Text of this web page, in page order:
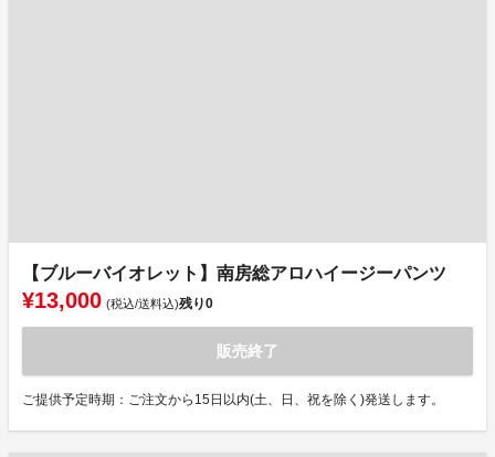
【ブルーバイオレット】南房総アロハイージーパンツ
¥13,000 (税込/送料込)残り0
販売終了
ご提供予定時期：ご注文から15日以内(土、日、祝を除く)発送します。